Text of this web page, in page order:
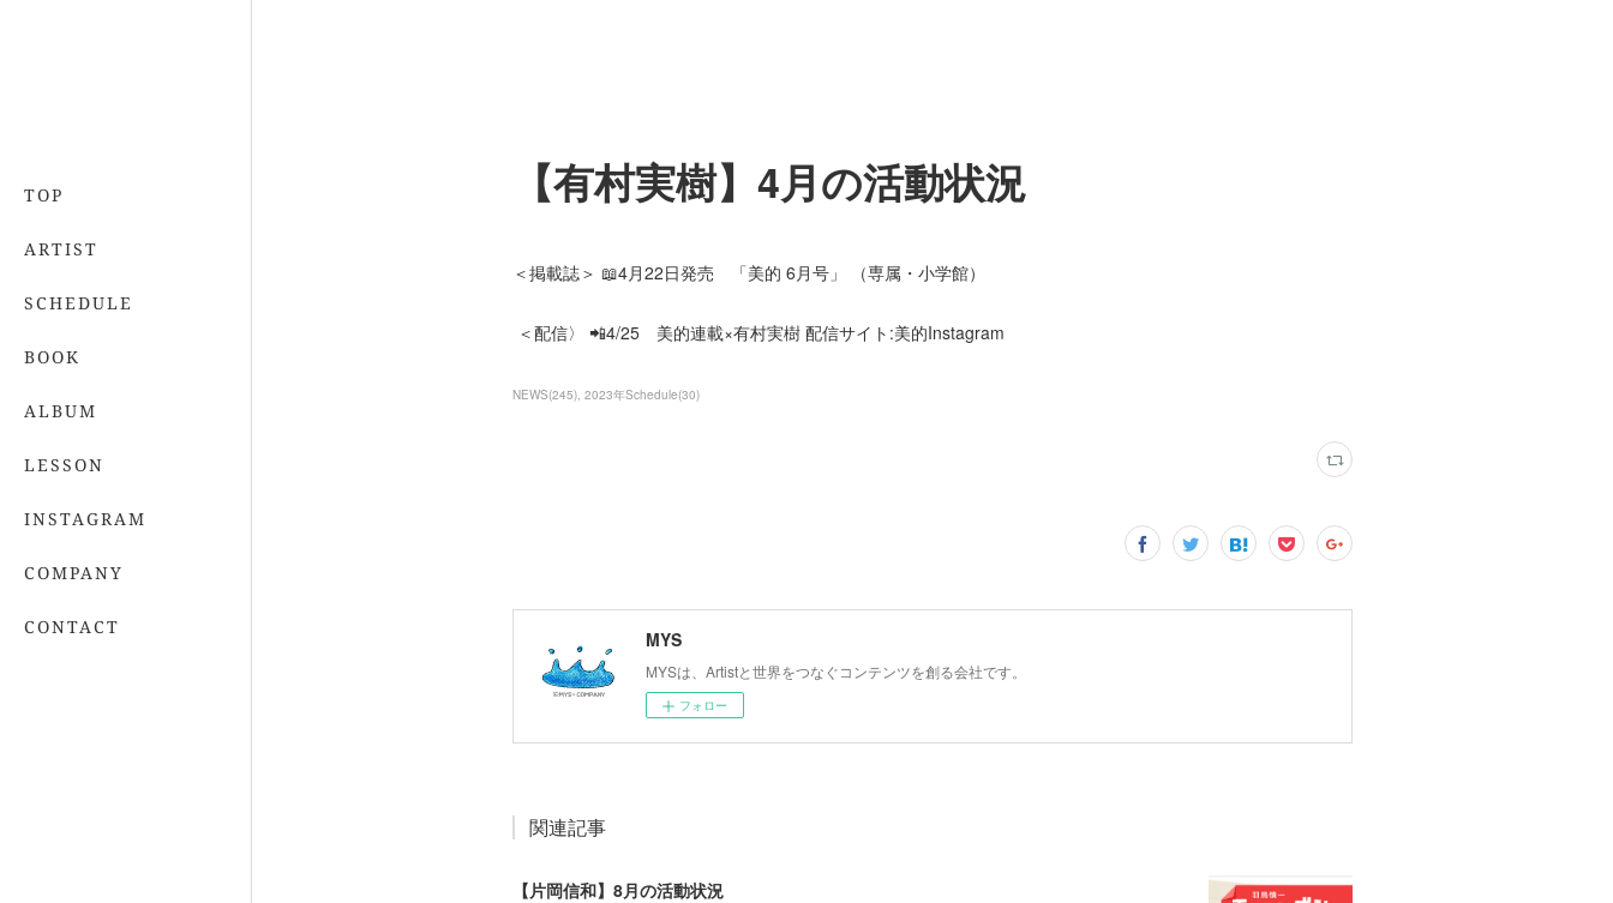
TOP
ARTIST
SCHEDULE
BOOK
ALBUM
LESSON
INSTAGRAM
COMPANY
CONTACT
【有村実樹】4月の活動状況
＜掲載誌＞ 📖4月22日発売 「美的 6月号」 （専属・小学館）
＜配信〉 📲4/25 美的連載×有村実樹 配信サイト:美的Instagram
NEWS(245) 2023年Schedule(30)
MYS
MYSは、Artistと世界をつなぐコンテンツを創る会社です。
フォロー
関連記事
【片岡信和】8月の活動状況